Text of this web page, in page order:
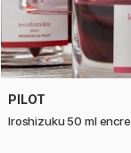
PILOT
Iroshizuku 50 ml encre